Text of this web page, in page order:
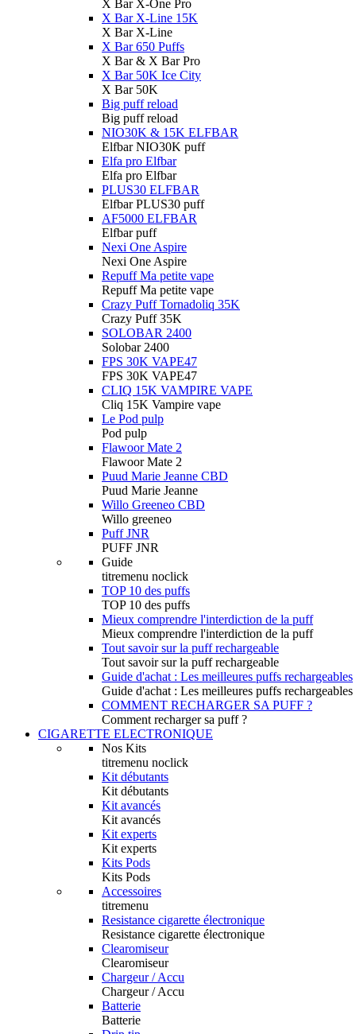
X Bar X-One Pro
X Bar X-Line 15K
X Bar X-Line
X Bar 650 Puffs
X Bar & X Bar Pro
X Bar 50K Ice City
X Bar 50K
Big puff reload
Big puff reload
NIO30K & 15K ELFBAR
Elfbar NIO30K puff
Elfa pro Elfbar
Elfa pro Elfbar
PLUS30 ELFBAR
Elfbar PLUS30 puff
AF5000 ELFBAR
Elfbar puff
Nexi One Aspire
Nexi One Aspire
Repuff Ma petite vape
Repuff Ma petite vape
Crazy Puff Tornadoliq 35K
Crazy Puff 35K
SOLOBAR 2400
Solobar 2400
FPS 30K VAPE47
FPS 30K VAPE47
CLIQ 15K VAMPIRE VAPE
Cliq 15K Vampire vape
Le Pod pulp
Pod pulp
Flawoor Mate 2
Flawoor Mate 2
Puud Marie Jeanne CBD
Puud Marie Jeanne
Willo Greeneo CBD
Willo greeneo
Puff JNR
PUFF JNR
Guide
titremenu noclick
TOP 10 des puffs
TOP 10 des puffs
Mieux comprendre l'interdiction de la puff
Mieux comprendre l'interdiction de la puff
Tout savoir sur la puff rechargeable
Tout savoir sur la puff rechargeable
Guide d'achat : Les meilleures puffs rechargeables
Guide d'achat : Les meilleures puffs rechargeables
COMMENT RECHARGER SA PUFF ?
Comment recharger sa puff ?
CIGARETTE ELECTRONIQUE
Nos Kits
titremenu noclick
Kit débutants
Kit débutants
Kit avancés
Kit avancés
Kit experts
Kit experts
Kits Pods
Kits Pods
Accessoires
titremenu
Resistance cigarette électronique
Resistance cigarette électronique
Clearomiseur
Clearomiseur
Chargeur / Accu
Chargeur / Accu
Batterie
Batterie